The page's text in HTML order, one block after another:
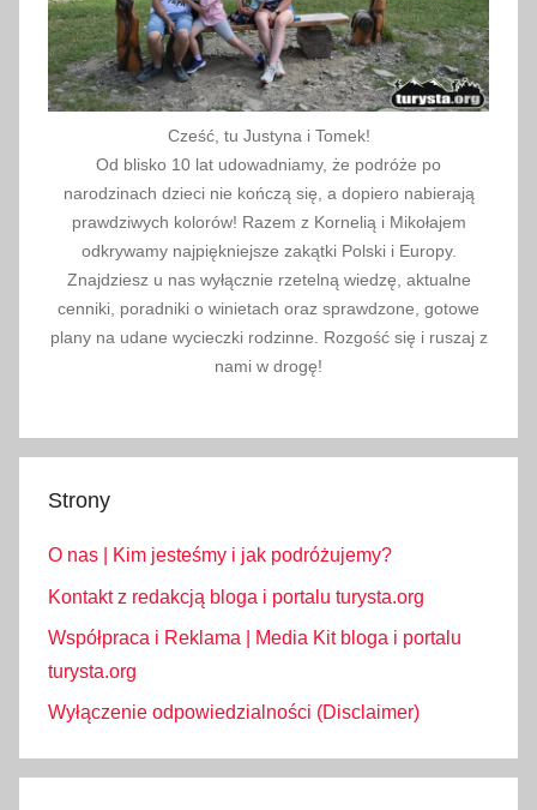
Cześć, tu Justyna i Tomek!
Od blisko 10 lat udowadniamy, że podróże po
narodzinach dzieci nie kończą się, a dopiero nabierają
prawdziwych kolorów! Razem z Kornelią i Mikołajem
odkrywamy najpiękniejsze zakątki Polski i Europy.
Znajdziesz u nas wyłącznie rzetelną wiedzę, aktualne
cenniki, poradniki o winietach oraz sprawdzone, gotowe
plany na udane wycieczki rodzinne. Rozgość się i ruszaj z
nami w drogę!
Strony
O nas | Kim jesteśmy i jak podróżujemy?
Kontakt z redakcją bloga i portalu turysta.org
Współpraca i Reklama | Media Kit bloga i portalu
turysta.org
Wyłączenie odpowiedzialności (Disclaimer)